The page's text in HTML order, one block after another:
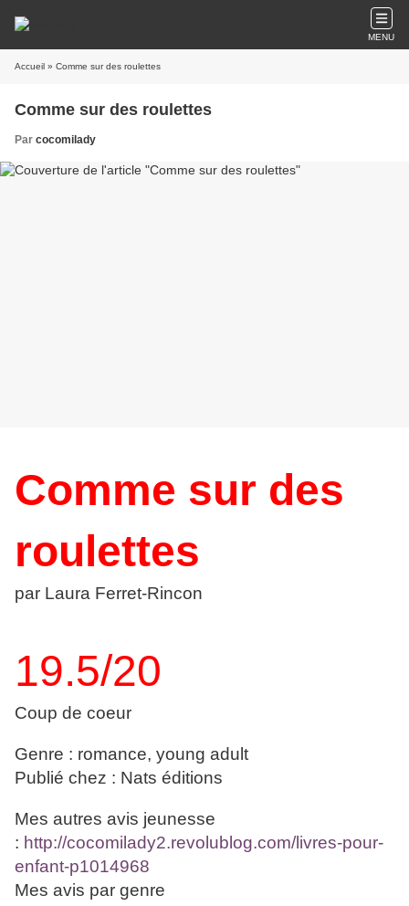
MENU
Accueil » Comme sur des roulettes
Comme sur des roulettes
Par cocomilady
Comme sur des
roulettes
par Laura Ferret-Rincon
19.5/20
Coup de coeur
Genre : romance, young adult
Publié chez : Nats éditions
Mes autres avis jeunesse
: http://cocomilady2.revolublog.com/livres-pour-
enfant-p1014968
Mes avis par genre